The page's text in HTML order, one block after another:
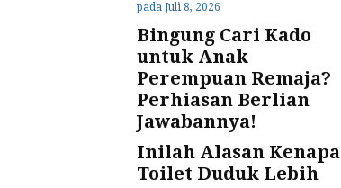
pada Juli 8, 2026
Bingung Cari Kado
untuk Anak
Perempuan Remaja?
Perhiasan Berlian
Jawabannya!
Inilah Alasan Kenapa
Toilet Duduk Lebih